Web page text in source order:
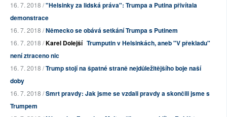
16. 7. 2018 /"Helsinky za lidská práva": Trumpa a Putina přivítala
demonstrace
16. 7. 2018 /Německo se obává setkání Trumpa s Putinem
16. 7. 2018 /Karel Dolejší Trumputin v Helsinkách, aneb "V překladu"
není ztraceno nic
16. 7. 2018 /Trump stojí na špatné straně nejdůležitějšího boje naší
doby
16. 7. 2018 /Smrt pravdy: Jak jsme se vzdali pravdy a skončili jsme s
Trumpem